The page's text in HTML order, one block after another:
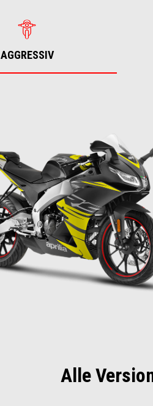
AGGRESSIV
Alle